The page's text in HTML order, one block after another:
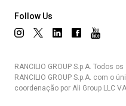
Follow Us
RANCILIO GROUP S.p.A. Todos
RANCILIO GROUP S.p.A. com o
coordenação por Ali Group LLC